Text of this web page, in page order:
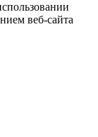
веб-сайта